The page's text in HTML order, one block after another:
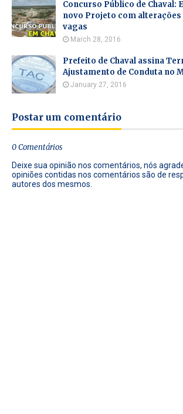
Concurso Público de Chaval:
novo Projeto com alterações
vagas
March 28, 2016
Prefeito de Chaval assina
Ajustamento de Conduta no
January 27, 2016
Postar um comentário
0 Comentários
Deixe sua opinião nos comentários, nós
opiniões contidas nos comentários são de
autores dos mesmos.